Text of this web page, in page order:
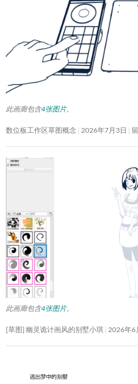
此画廊包含4张图片。
数位板工作区草图概念 2026年7月3日
此画廊包含4张图片。
[草图] 幽灵诡计画风的别墅小琪 2026年6